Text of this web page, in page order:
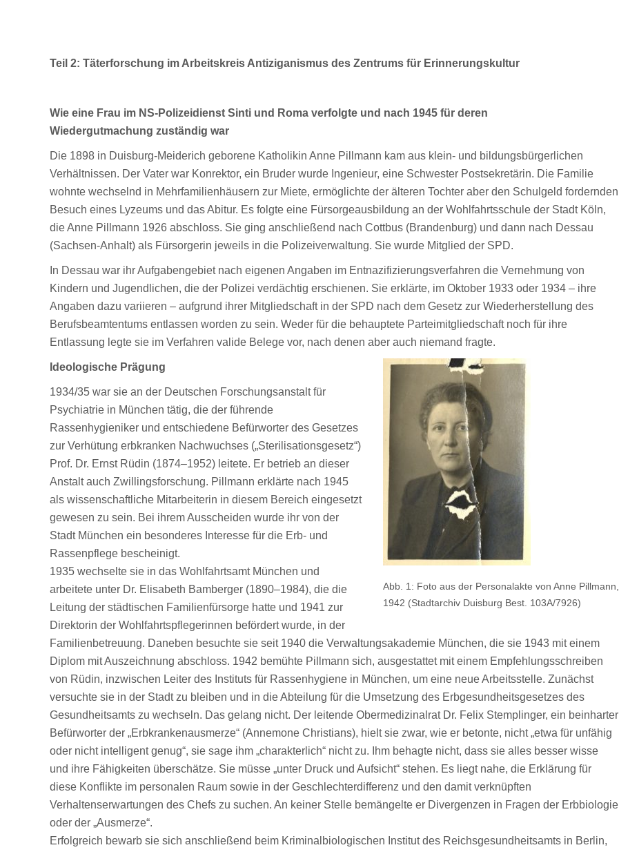
Teil 2: Täterforschung im Arbeitskreis Antiziganismus des Zentrums für Erinnerungskultur
Wie eine Frau im NS-Polizeidienst Sinti und Roma verfolgte und nach 1945 für deren
Wiedergutmachung zuständig war
Die 1898 in Duisburg-Meiderich geborene Katholikin Anne Pillmann kam aus klein- und bildungsbürgerlichen
Verhältnissen. Der Vater war Konrektor, ein Bruder wurde Ingenieur, eine Schwester Postsekretärin. Die Familie
wohnte wechselnd in Mehrfamilienhäusern zur Miete, ermöglichte der älteren Tochter aber den Schulgeld fordernden
Besuch eines Lyzeums und das Abitur. Es folgte eine Fürsorgeausbildung an der Wohlfahrtsschule der Stadt Köln,
die Anne Pillmann 1926 abschloss. Sie ging anschließend nach Cottbus (Brandenburg) und dann nach Dessau
(Sachsen-Anhalt) als Fürsorgerin jeweils in die Polizeiverwaltung. Sie wurde Mitglied der SPD.
In Dessau war ihr Aufgabengebiet nach eigenen Angaben im Entnazifizierungsverfahren die Vernehmung von
Kindern und Jugendlichen, die der Polizei verdächtig erschienen. Sie erklärte, im Oktober 1933 oder 1934 – ihre
Angaben dazu variieren – aufgrund ihrer Mitgliedschaft in der SPD nach dem Gesetz zur Wiederherstellung des
Berufsbeamtentums entlassen worden zu sein. Weder für die behauptete Parteimitgliedschaft noch für ihre
Entlassung legte sie im Verfahren valide Belege vor, nach denen aber auch niemand fragte.
Abb. 1: Foto aus der Personalakte von Anne Pillmann,
1942 (Stadtarchiv Duisburg Best. 103A/7926)
Ideologische Prägung
1934/35 war sie an der Deutschen Forschungsanstalt für
Psychiatrie in München tätig, die der führende
Rassenhygieniker und entschiedene Befürworter des Gesetzes
zur Verhütung erbkranken Nachwuchses („Sterilisationsgesetz“)
Prof. Dr. Ernst Rüdin (1874–1952) leitete. Er betrieb an dieser
Anstalt auch Zwillingsforschung. Pillmann erklärte nach 1945
als wissenschaftliche Mitarbeiterin in diesem Bereich eingesetzt
gewesen zu sein. Bei ihrem Ausscheiden wurde ihr von der
Stadt München ein besonderes Interesse für die Erb- und
Rassenpflege bescheinigt.
1935 wechselte sie in das Wohlfahrtsamt München und
arbeitete unter Dr. Elisabeth Bamberger (1890–1984), die die
Leitung der städtischen Familienfürsorge hatte und 1941 zur
Direktorin der Wohlfahrtspflegerinnen befördert wurde, in der
Familienbetreuung. Daneben besuchte sie seit 1940 die Verwaltungsakademie München, die sie 1943 mit einem
Diplom mit Auszeichnung abschloss. 1942 bemühte Pillmann sich, ausgestattet mit einem Empfehlungsschreiben
von Rüdin, inzwischen Leiter des Instituts für Rassenhygiene in München, um eine neue Arbeitsstelle. Zunächst
versuchte sie in der Stadt zu bleiben und in die Abteilung für die Umsetzung des Erbgesundheitsgesetzes des
Gesundheitsamts zu wechseln. Das gelang nicht. Der leitende Obermedizinalrat Dr. Felix Stemplinger, ein beinharter
Befürworter der „Erbkrankenausmerze“ (Annemone Christians), hielt sie zwar, wie er betonte, nicht „etwa für unfähig
oder nicht intelligent genug“, sie sage ihm „charakterlich“ nicht zu. Ihm behagte nicht, dass sie alles besser wisse
und ihre Fähigkeiten überschätze. Sie müsse „unter Druck und Aufsicht“ stehen. Es liegt nahe, die Erklärung für
diese Konflikte im personalen Raum sowie in der Geschlechterdifferenz und den damit verknüpften
Verhaltenserwartungen des Chefs zu suchen. An keiner Stelle bemängelte er Divergenzen in Fragen der Erbbiologie
oder der „Ausmerze“.
Erfolgreich bewarb sie sich anschließend beim Kriminalbiologischen Institut des Reichsgesundheitsamts in Berlin,